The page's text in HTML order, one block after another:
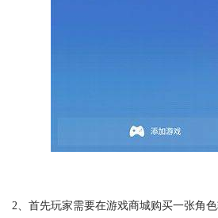
2、首先玩家需要在游戏商城购买一张角色